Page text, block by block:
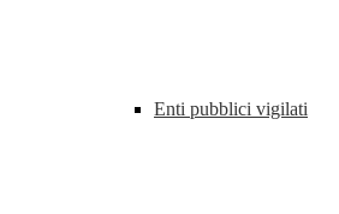
Enti pubblici vigilati